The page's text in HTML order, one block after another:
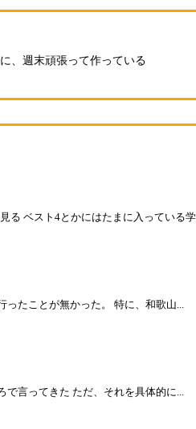
、週末頑張って作っている
る ベスト4とかにはたまに入っている
ったことが無かった。 特に、和歌山...
で言ってきた ただ、それを具体的に...